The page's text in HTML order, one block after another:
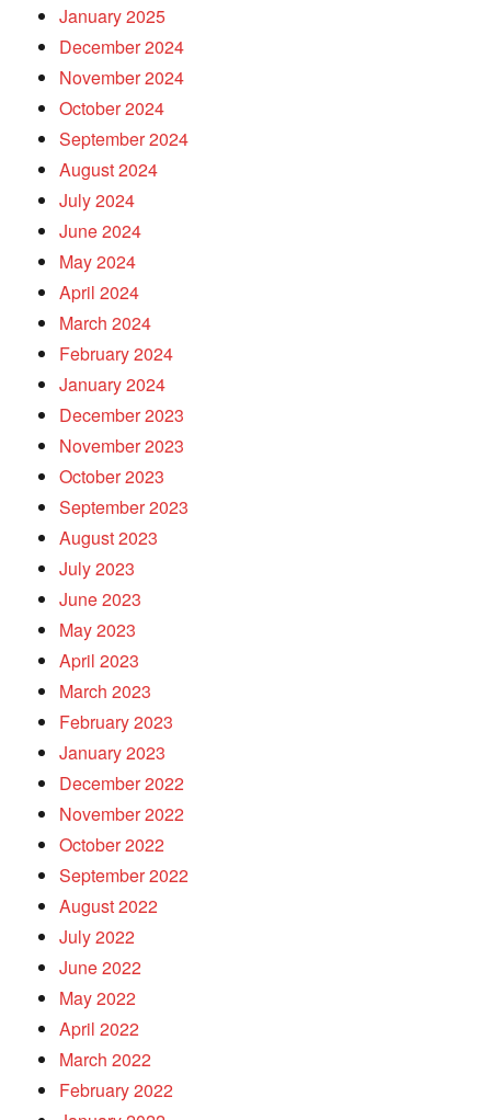
January 2025
December 2024
November 2024
October 2024
September 2024
August 2024
July 2024
June 2024
May 2024
April 2024
March 2024
February 2024
January 2024
December 2023
November 2023
October 2023
September 2023
August 2023
July 2023
June 2023
May 2023
April 2023
March 2023
February 2023
January 2023
December 2022
November 2022
October 2022
September 2022
August 2022
July 2022
June 2022
May 2022
April 2022
March 2022
February 2022